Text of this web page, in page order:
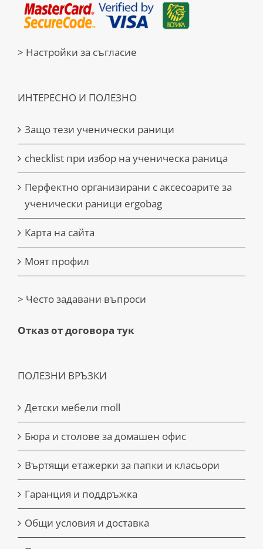
> Настройки за съгласие
ИНТЕРЕСНО И ПОЛЕЗНО
Защо тези ученически раници
checklist при избор на ученическа раница
Перфектно организирани с аксесоарите за
ученически раници ergobag
Карта на сайта
Моят профил
> Често задавани въпроси
Отказ от договора тук
ПОЛЕЗНИ ВРЪЗКИ
Детски мебели moll
Бюра и столове за домашен офис
Въртящи етажерки за папки и класьори
Гаранция и поддръжка
Общи условия и доставка